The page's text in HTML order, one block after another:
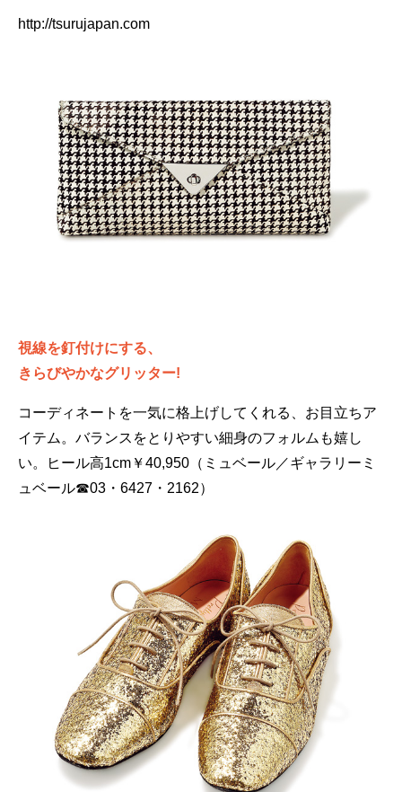
http://tsurujapan.com
視線を釘付けにする、
きらびやかなグリッター!
コーディネートを一気に格上げしてくれる、お目立ちア
イテム。バランスをとりやすい細身のフォルムも嬉し
い。ヒール高1cm￥40,950（ミュベール／ギャラリーミ
ュベール☎03・6427・2162）